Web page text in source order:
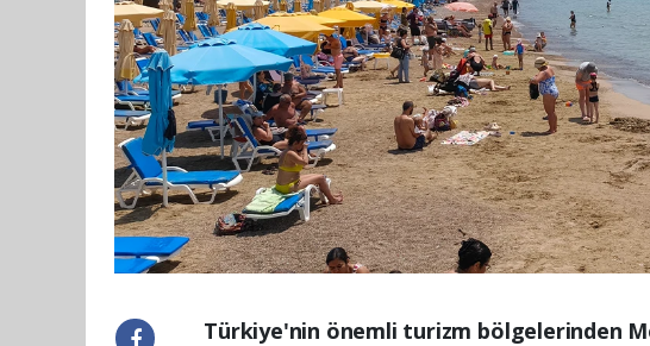
Türkiye'nin önemli turizm bölgelerinden